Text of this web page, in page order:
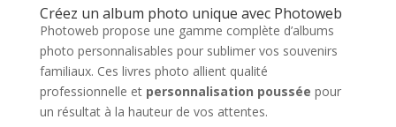
Créez un album photo unique avec Photoweb
Photoweb propose une gamme complète d’albums
photo personnalisables pour sublimer vos souvenirs
familiaux. Ces livres photo allient qualité
professionnelle et personnalisation poussée pour
un résultat à la hauteur de vos attentes.